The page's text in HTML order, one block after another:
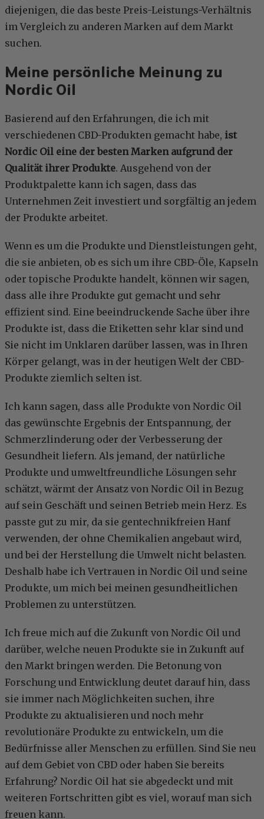
diejenigen, die das beste Preis-Leistungs-Verhältnis
im Vergleich zu anderen Marken auf dem Markt
suchen.
Meine persönliche Meinung zu
Nordic Oil
Basierend auf den Erfahrungen, die ich mit
verschiedenen CBD-Produkten gemacht habe, ist
Nordic Oil eine der besten Marken aufgrund der
Qualität ihrer Produkte. Ausgehend von der
Produktpalette kann ich sagen, dass das
Unternehmen Zeit investiert und sorgfältig an jedem
der Produkte arbeitet.
Wenn es um die Produkte und Dienstleistungen geht,
die sie anbieten, ob es sich um ihre CBD-Öle, Kapseln
oder topische Produkte handelt, können wir sagen,
dass alle ihre Produkte gut gemacht und sehr
effizient sind. Eine beeindruckende Sache über ihre
Produkte ist, dass die Etiketten sehr klar sind und
Sie nicht im Unklaren darüber lassen, was in Ihren
Körper gelangt, was in der heutigen Welt der CBD-
Produkte ziemlich selten ist.
Ich kann sagen, dass alle Produkte von Nordic Oil
das gewünschte Ergebnis der Entspannung, der
Schmerzlinderung oder der Verbesserung der
Gesundheit liefern. Als jemand, der natürliche
Produkte und umweltfreundliche Lösungen sehr
schätzt, wärmt der Ansatz von Nordic Oil in Bezug
auf sein Geschäft und seinen Betrieb mein Herz. Es
passte gut zu mir, da sie gentechnikfreien Hanf
verwenden, der ohne Chemikalien angebaut wird,
und bei der Herstellung die Umwelt nicht belasten.
Deshalb habe ich Vertrauen in Nordic Oil und seine
Produkte, um mich bei meinen gesundheitlichen
Problemen zu unterstützen.
Ich freue mich auf die Zukunft von Nordic Oil und
darüber, welche neuen Produkte sie in Zukunft auf
den Markt bringen werden. Die Betonung von
Forschung und Entwicklung deutet darauf hin, dass
sie immer nach Möglichkeiten suchen, ihre
Produkte zu aktualisieren und noch mehr
revolutionäre Produkte zu entwickeln, um die
Bedürfnisse aller Menschen zu erfüllen. Sind Sie neu
auf dem Gebiet von CBD oder haben Sie bereits
Erfahrung? Nordic Oil hat sie abgedeckt und mit
weiteren Fortschritten gibt es viel, worauf man sich
freuen kann.